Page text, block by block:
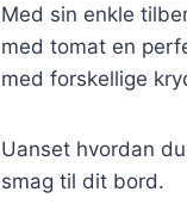
Med sin enkle
med tomat en
med forskellige
Uanset hvordan
smag til dit bord.